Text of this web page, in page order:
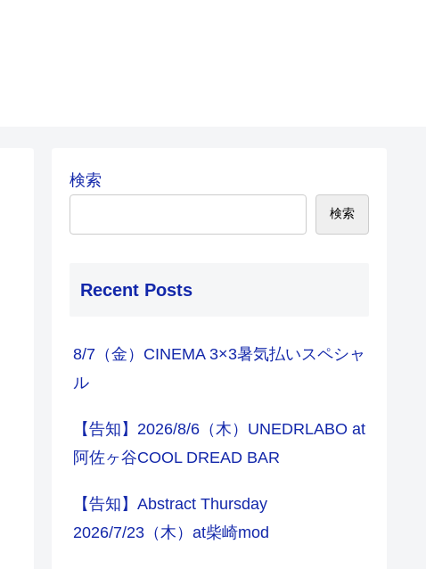
検索
検索
Recent Posts
8/7（金）CINEMA 3×3暑気払いスペシャ
ル
【告知】2026/8/6（木）UNEDRLABO at
阿佐ヶ谷COOL DREAD BAR
【告知】Abstract Thursday
2026/7/23（木）at柴崎mod